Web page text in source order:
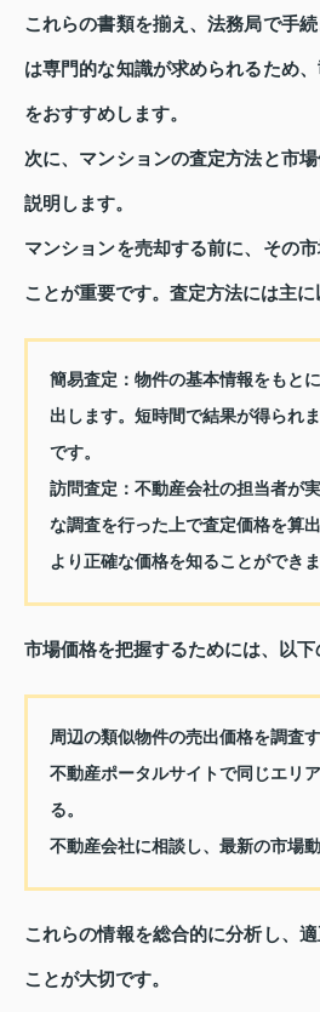
これらの書類を揃え、法務局で手
は専門的な知識が求められるため
をおすすめします。
次に、マンションの査定方法と市
説明します。
マンションを売却する前に、その
ことが重要です。査定方法には主に
簡易査定：物件の基本情報をもと
出します。短時間で結果が得られ
です。
訪問査定：不動産会社の担当者が
な調査を行った上で査定価格を算
より正確な価格を知ることができま
市場価格を把握するためには、以下
周辺の類似物件の売出価格を調査す
不動産ポータルサイトで同じエリ
る。
不動産会社に相談し、最新の市場
これらの情報を総合的に分析し、
ことが大切です。